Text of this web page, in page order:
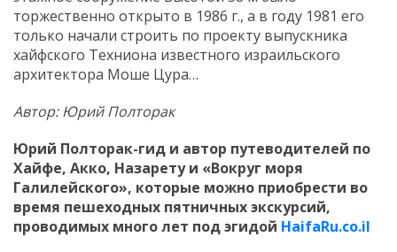
торжественно открыто в 1986 г., а в году 1981 его
только начали строить по проекту выпускника
хайфского Техниона известного израильского
архитектора Моше Цура…
Автор: Юрий Полторак
Юрий Полторак-гид и автор путеводителей по
Хайфе, Акко, Назарету и «Вокруг моря
Галилейского», которые можно приобрести во
время пешеходных пятничных экскурсий,
проводимых много лет под эгидой HaifaRu.co.il